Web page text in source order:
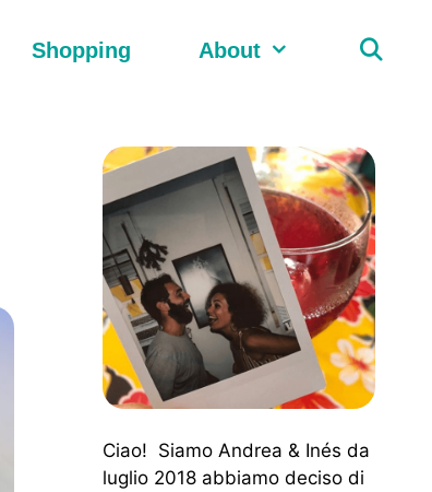
Shopping About
Ciao! Siamo Andrea & Inés da
luglio 2018 abbiamo deciso di